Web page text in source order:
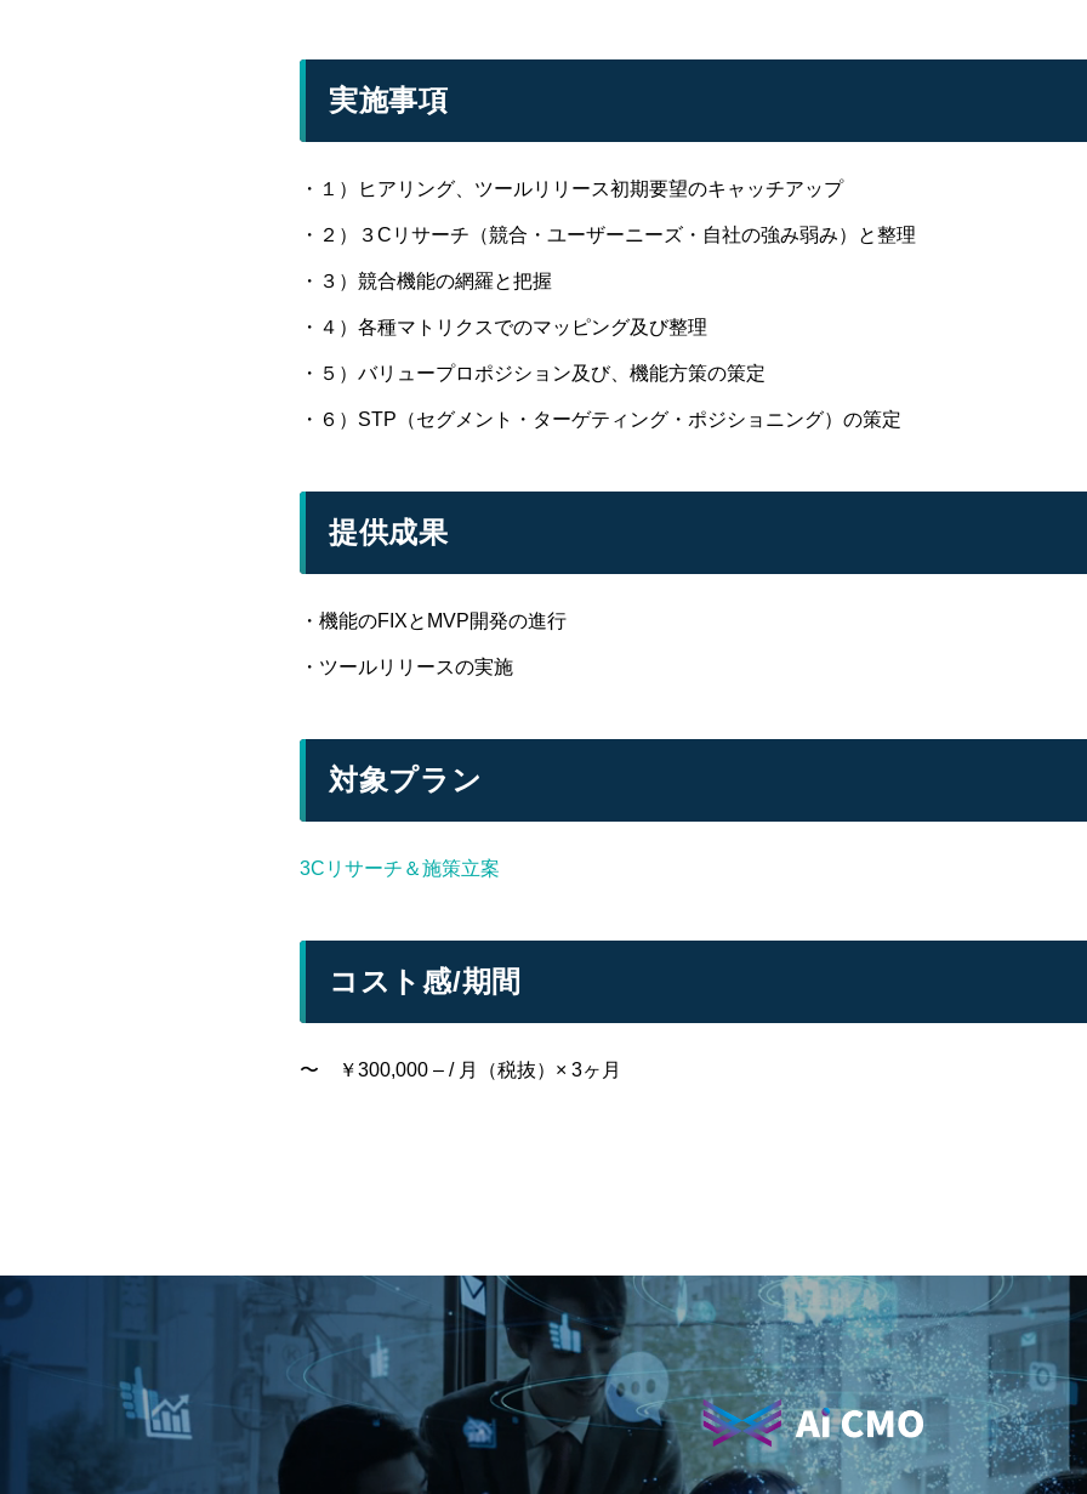
実施事項
・１）ヒアリング、ツールリリース初期要望のキャッチアップ
・２）３Cリサーチ（競合・ユーザーニーズ・自社の強み弱み）と整理
・３）競合機能の網羅と把握
・４）各種マトリクスでのマッピング及び整理
・５）バリュープロポジション及び、機能方策の策定
・６）STP（セグメント・ターゲティング・ポジショニング）の策定
提供成果
・機能のFIXとMVP開発の進行
・ツールリリースの実施
対象プラン
3Cリサーチ＆施策立案
コスト感/期間
〜 ￥300,000 – / 月（税抜）× 3ヶ月